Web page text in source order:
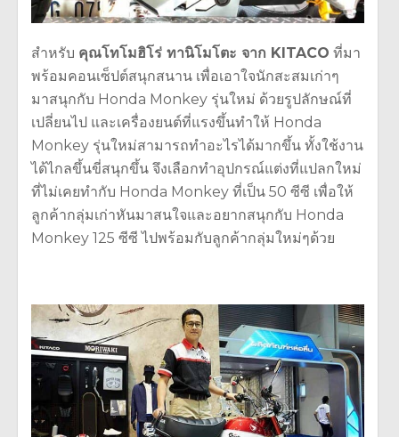
สำหรับ คุณโทโมฮิโร่ ทานิโมโตะ จาก KITACO ที่มา
พร้อมคอนเซ็ปต์สนุกสนาน เพื่อเอาใจนักสะสมเก่าๆ
มาสนุกกับ Honda Monkey รุ่นใหม่ ด้วยรูปลักษณ์ที่
เปลี่ยนไป และเครื่องยนต์ที่แรงขึ้นทำให้ Honda
Monkey รุ่นใหม่สามารถทำอะไรได้มากขึ้น ทั้งใช้งาน
ได้ไกลขึ้นขี่สนุกขึ้น จึงเลือกทำอุปกรณ์แต่งที่แปลกใหม่
ที่ไม่เคยทำกับ Honda Monkey ที่เป็น 50 ซีซี เพื่อให้
ลูกค้ากลุ่มเก่าหันมาสนใจและอยากสนุกกับ Honda
Monkey 125 ซีซี ไปพร้อมกับลูกค้ากลุ่มใหม่ๆด้วย